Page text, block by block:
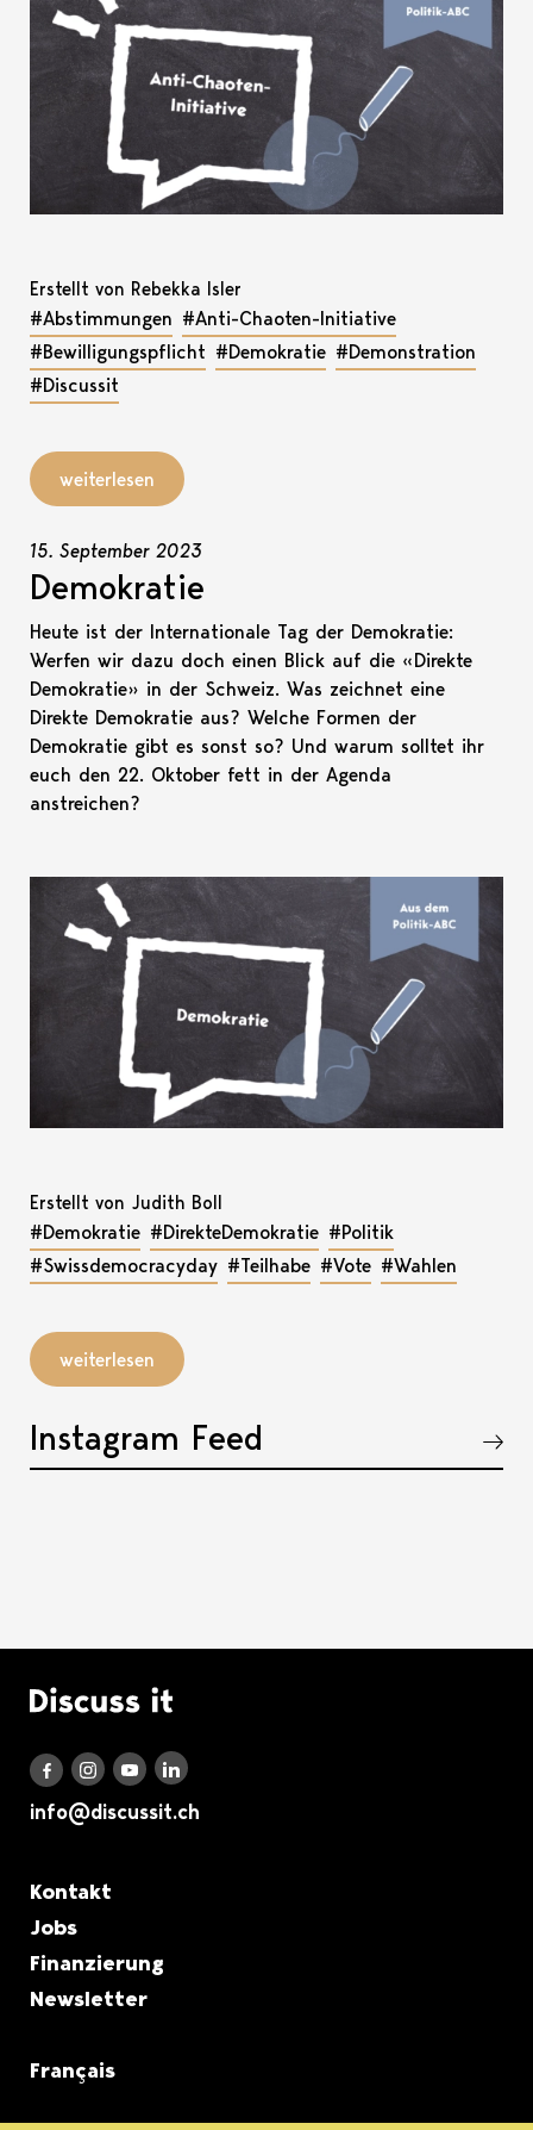
Erstellt von Rebekka Isler
#Abstimmungen #Anti-Chaoten-Initiative
#Bewilligungspflicht #Demokratie #Demonstration
#Discussit
weiterlesen
15. September 2023
Demokratie
Heute ist der Internationale Tag der Demokratie:
Werfen wir dazu doch einen Blick auf die «Direkte
Demokratie» in der Schweiz. Was zeichnet eine
Direkte Demokratie aus? Welche Formen der
Demokratie gibt es sonst so? Und warum solltet ihr
euch den 22. Oktober fett in der Agenda
anstreichen?
Erstellt von Judith Boll
#Demokratie #DirekteDemokratie #Politik
#Swissdemocracyday #Teilhabe #Vote #Wahlen
weiterlesen
Instagram Feed
Akkordeon öffnen, bzw. schliessen
Logo Discuss it
Discuss it auf Facebook
Discuss it auf Instagram
Discuss it auf Youtube
Discuss it auf LinkedIn
info@discussit.ch
Metanavigation
Kontakt
Jobs
Finanzierung
Newsletter
Français